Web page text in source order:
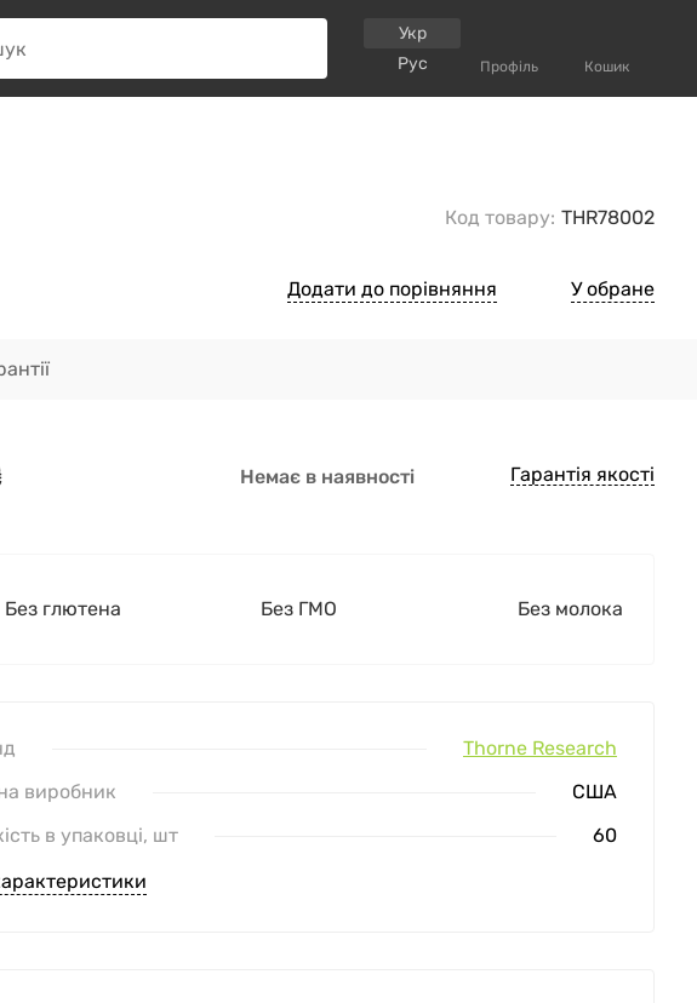
Укр
Рус
Профіль Кошик
Код товару: THR78002
Додати до порівняння У обране
Немає в наявності Гарантія якості
Без глютена Без ГМО Без молока
Thorne Research
виробник
США
в упаковці, шт
60